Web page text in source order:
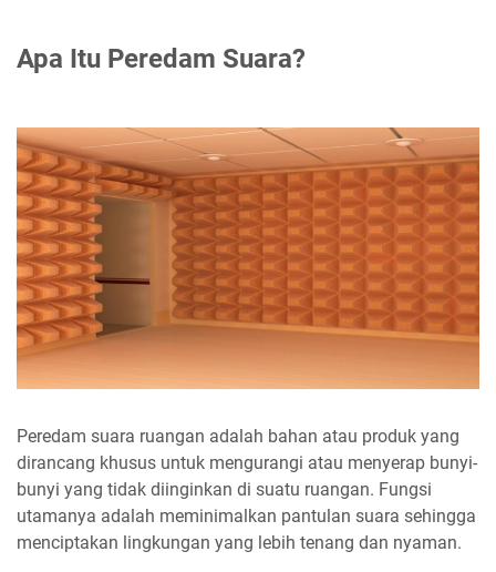
Apa Itu Peredam Suara?
Peredam suara ruangan adalah bahan atau produk yang
dirancang khusus untuk mengurangi atau menyerap bunyi-
bunyi yang tidak diinginkan di suatu ruangan. Fungsi
utamanya adalah meminimalkan pantulan suara sehingga
menciptakan lingkungan yang lebih tenang dan nyaman.